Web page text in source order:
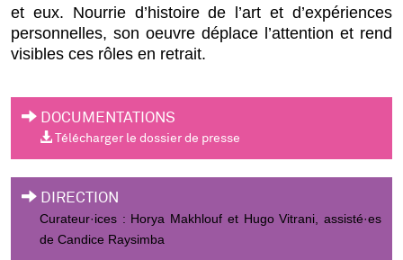
et eux. Nourrie d’histoire de l’art et d’expériences
personnelles, son oeuvre déplace l’attention et rend
visibles ces rôles en retrait.
DOCUMENTATIONS
Télécharger le dossier de presse
DIRECTION
Curateur·ices : Horya Makhlouf et Hugo Vitrani, assisté·es
de Candice Raysimba